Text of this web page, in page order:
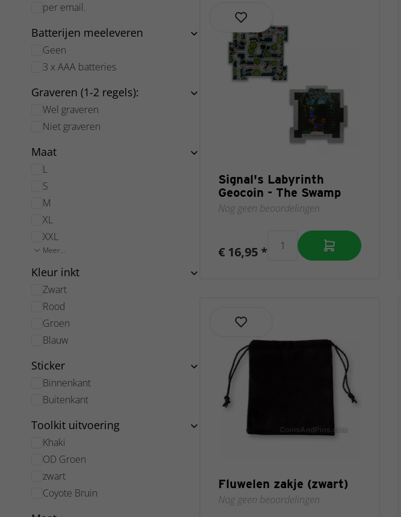
per email.
Batterijen meeleveren
Geen
3 x AAA batteries
Graveren (1-2 regels):
Wel graveren
Niet graveren
Maat
L
S
M
XL
XXL
Meer...
Kleur inkt
Zwart
Rood
Groen
Blauw
Sticker
Binnenkant
Buitenkant
Toolkit uitvoering
Khaki
OD Groen
zwart
Coyote Bruin
Signal's Labyrinth
Geocoin - The Swamp
Nog geen beoordelingen
€ 16,95 *
Fluwelen zakje (zwart)
Nog geen beoordelingen